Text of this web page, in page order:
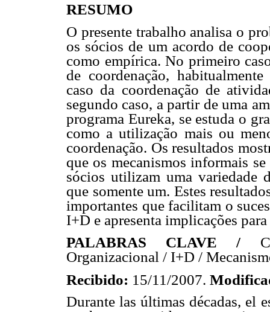
RESUMO
O presente trabalho analisa o
os sócios de um acordo de
como empírica. No primeiro
de coordenação,
caso da coordenação de
segundo caso, a partir de uma
programa Eureka, se estuda o
como a utilização mais ou
coordenação. Os resultados
que os mecanismos informais
sócios utilizam uma variedade
que somente um. Estes
importantes que facilitam o
I+D e apresenta implicações
PALABRAS CLAVE /
Organizacional / I+D /
Recibido: 15/11/2007.
Durante las últimas décadas, el